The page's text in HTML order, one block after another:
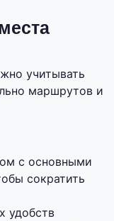
учитывать
маршрутов и
с основными
сократить
удобств